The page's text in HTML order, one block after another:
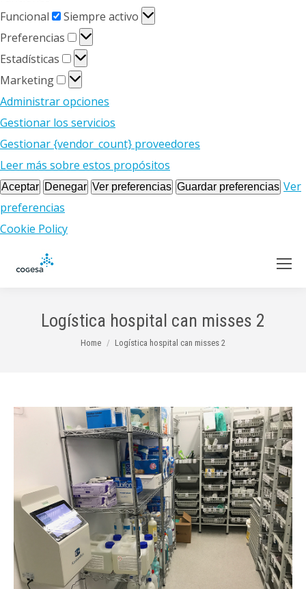
Funcional
Funcional
Siempre activo
Preferencias
Preferencias
Estadísticas
Estadísticas
Marketing
Marketing
Administrar opciones
Gestionar los servicios
Gestionar {vendor_count} proveedores
Leer más sobre estos propósitos
Aceptar Denegar Ver preferencias Guardar preferencias Ver
preferencias
Cookie Policy
Logística hospital can misses 2
You are here:
Home Logística hospital can misses 2